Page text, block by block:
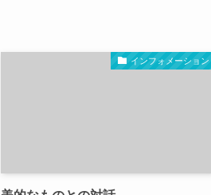
インフォメーション